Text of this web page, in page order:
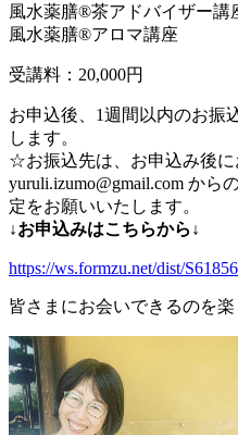
風水薬膳®茶アドバイザー講
風水薬膳®アロマ講座
受講料：20,000円
お申込後、1週間以内のお振
します。
☆お振込先は、お申込み後に
yuruli.izumo@gmail.com か
定をお願いいたします。
↓お申込みはこちらから↓
https://ws.formzu.net/dist/
皆さまにお会いできるのを楽